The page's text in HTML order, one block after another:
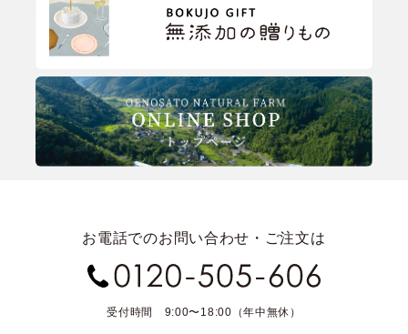
お電話でのお問い合わせ・ご注文は
受付時間 9:00〜18:00（年中無休）